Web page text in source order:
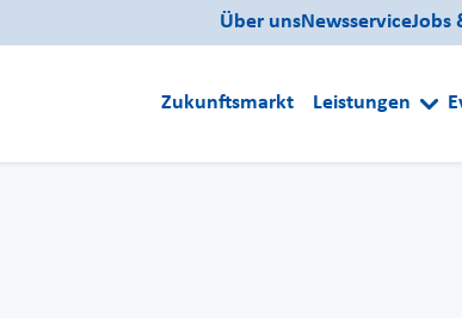
Über unsNewsserviceJobs
Zukunftsmarkt Leistungen